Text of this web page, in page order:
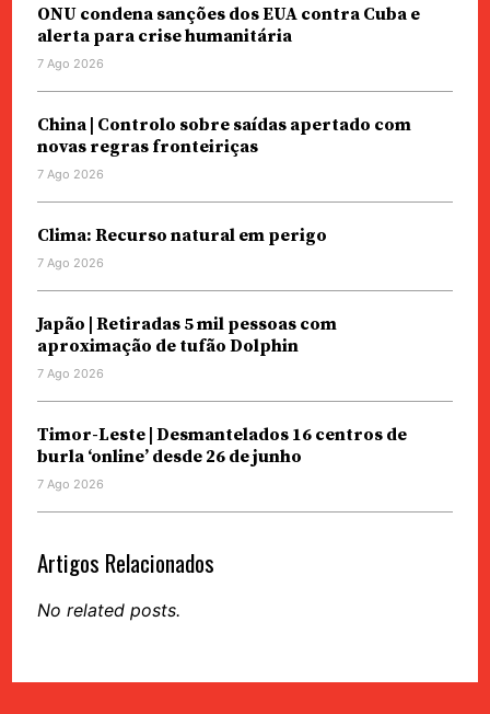
ONU condena sanções dos EUA contra Cuba e
alerta para crise humanitária
7 Ago 2026
China | Controlo sobre saídas apertado com
novas regras fronteiriças
7 Ago 2026
Clima: Recurso natural em perigo
7 Ago 2026
Japão | Retiradas 5 mil pessoas com
aproximação de tufão Dolphin
7 Ago 2026
Timor-Leste | Desmantelados 16 centros de
burla ‘online’ desde 26 de junho
7 Ago 2026
Artigos Relacionados
No related posts.